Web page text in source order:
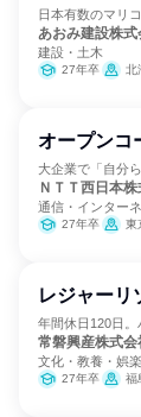
日本有数のマリ
あおみ建設株式
建設・土木
27年卒 北海道、青森県、岩手県、宮城県、
オープンコ
大企業で「自分
ＮＴＴ西日本
通信・インター
27年卒 東京都、富山県、石川県
レジャーリ
年間休日120日。
常磐興産株式会
文化・教養・娯
27年卒 福